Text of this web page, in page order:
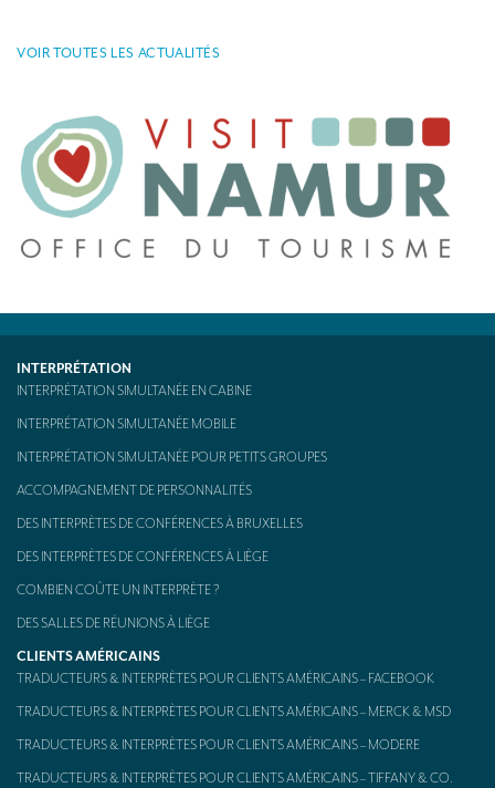
Des traducteurs pour la presse, le lifestyle et la communication
Combien coûte une traduction ?
MATÉRIEL
Cabines d’interprétation mobiles (en kit)
Kit d’interprétation mobile – aussi appelé « Bidule »
CONTACT
VOIR TOUTES LES ACTUALITÉS
INTERPRÉTATION
INTERPRÉTATION SIMULTANÉE EN CABINE
INTERPRÉTATION SIMULTANÉE MOBILE
INTERPRÉTATION SIMULTANÉE POUR PETITS GROUPES
ACCOMPAGNEMENT DE PERSONNALITÉS
DES INTERPRÈTES DE CONFÉRENCES À BRUXELLES
DES INTERPRÈTES DE CONFÉRENCES À LIÈGE
COMBIEN COÛTE UN INTERPRÈTE ?
DES SALLES DE RÉUNIONS À LIÈGE
CLIENTS AMÉRICAINS
TRADUCTEURS & INTERPRÈTES POUR CLIENTS AMÉRICAINS – FACEBOOK
TRADUCTEURS & INTERPRÈTES POUR CLIENTS AMÉRICAINS – MERCK & MSD
TRADUCTEURS & INTERPRÈTES POUR CLIENTS AMÉRICAINS – MODERE
TRADUCTEURS & INTERPRÈTES POUR CLIENTS AMÉRICAINS – TIFFANY & CO.